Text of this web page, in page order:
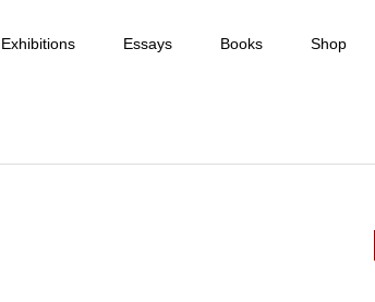
Exhibitions Essays Books Shop